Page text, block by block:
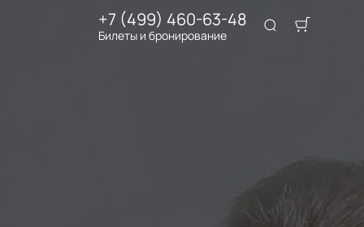
+7 (499) 460-63-48
Билеты и бронирование